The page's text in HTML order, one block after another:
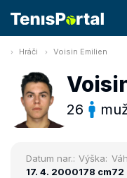
Hráči Voisin Emilien
26
Datum nar.:
17. 4. 2000
Výška:
178 cm72